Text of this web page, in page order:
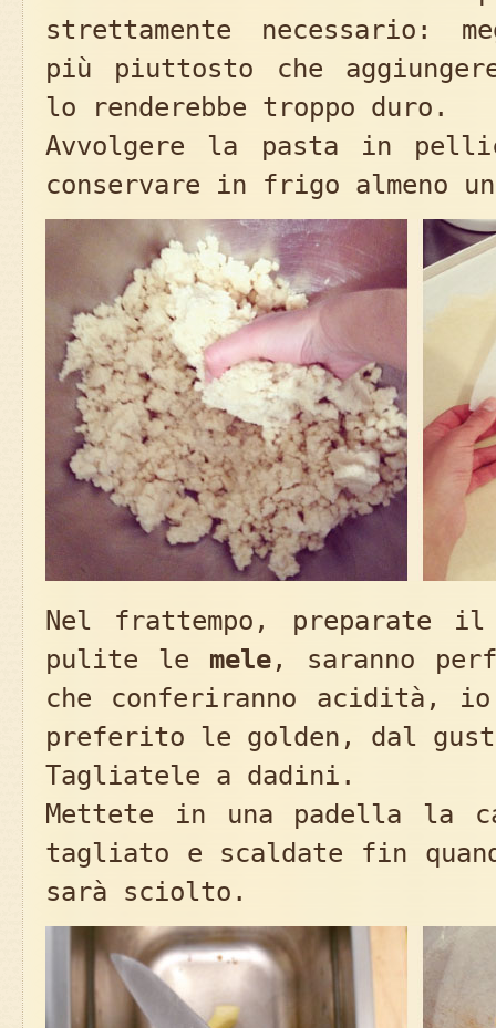
strettamente necessario:
più piuttosto che
lo renderebbe troppo duro.
Avvolgere la pasta in
conservare in frigo almeno
Nel frattempo, preparate
pulite le mele, saranno
che conferiranno acidità,
preferito le golden, dal
Tagliatele a dadini.
Mettete in una padella la
tagliato e scaldate fin
sarà sciolto.